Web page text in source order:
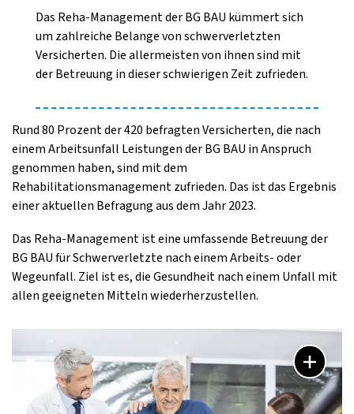
Das Reha-Management der BG BAU kümmert sich
um zahlreiche Belange von schwerverletzten
Versicherten. Die allermeisten von ihnen sind mit
der Betreuung in dieser schwierigen Zeit zufrieden.
Rund 80 Prozent der 420 befragten Versicherten, die nach
einem Arbeitsunfall Leistungen der BG BAU in Anspruch
genommen haben, sind mit dem
Rehabilitationsmanagement zufrieden. Das ist das Ergebnis
einer aktuellen Befragung aus dem Jahr 2023.
Das Reha-Management ist eine umfassende Betreuung der
BG BAU für Schwerverletzte nach einem Arbeits- oder
Wegeunfall. Ziel ist es, die Gesundheit nach einem Unfall mit
allen geeigneten Mitteln wiederherzustellen.